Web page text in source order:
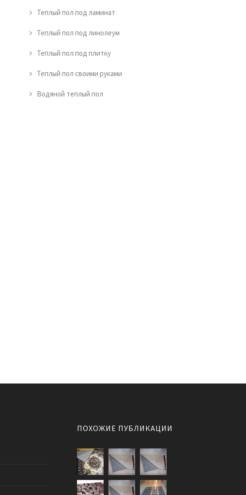
Теплый пол под ламинат
Теплый пол под линолеум
Теплый пол под плитку
Теплый пол своими руками
Водяной теплый пол
ПОХОЖИЕ ПУБЛИКАЦИИ